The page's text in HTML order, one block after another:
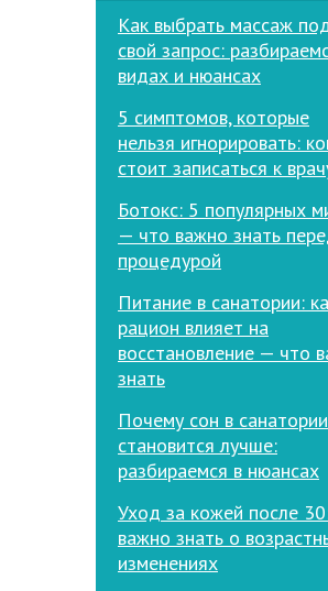
Как выбрать массаж
свой запрос:
видах и нюансах
5 симптомов, которые
нельзя игнорировать:
стоит записаться к
Ботокс: 5 популярных
— что важно знать
процедурой
Питание в санатории:
рацион влияет на
восстановление — что
знать
Почему сон в санатории
становится лучше:
разбираемся в нюансах
Уход за кожей после
важно знать о
изменениях